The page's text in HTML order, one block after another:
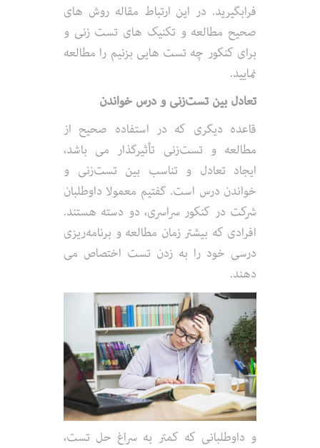
فرابگیرید. در این ارتباط مقاله روش های
صحیح مطالعه و تکنیک های تست زنی و
برای کنکور چه تست هایی بزنیم را مطالعه
نمایید.
تعادل بین تست‌زنی و درس خواندن
قاعده دیگری که در استفاده صحیح از
مطالعه و تست‌زنی تأثیرگذار می باشد،
ایجاد تعادل و تناسب بین تست‌زنی و
خواندن درس است. گفتیم معمولا داوطلبان
شرکت در کنکور سراسری، دو دسته هستند.
افرادی که بیشتر زمان مطالعه و برنامه‌ریزی
درسی خود را به زدن تست اختصاص می
دهند.
و داوطلبانی که کمتر به سراغ حل تست،